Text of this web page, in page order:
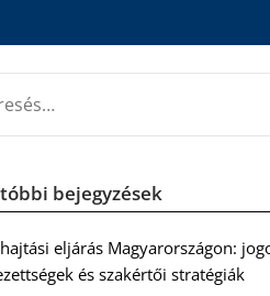
bejegyzések
eljárás Magyarországon:
és szakértői stratégiák